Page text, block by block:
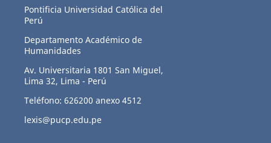
Pontificia Universidad Católica del
Perú
Departamento Académico de
Humanidades
Av. Universitaria 1801 San Miguel,
Lima 32, Lima - Perú
Teléfono: 626200 anexo 4512
lexis@pucp.edu.pe